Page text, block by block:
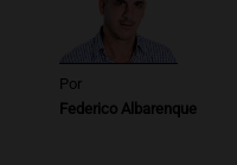
Por
Federico Albarenque